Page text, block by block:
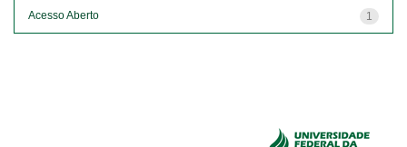
1
Acesso Aberto